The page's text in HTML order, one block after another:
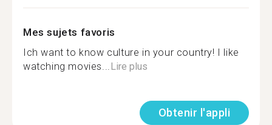
Mes sujets favoris
Ich want to know culture in your country! I like
watching movies...Lire plus
Obtenir l'appli